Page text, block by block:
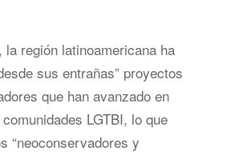
región latinoamericana ha
sus entrañas” proyectos
que han avanzado en
LGTBI, lo que
“neoconservadores y